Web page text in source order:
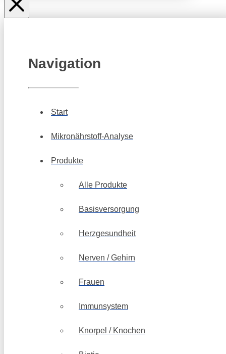
Navigation
Start
Mikronährstoff-Analyse
Produkte
Alle Produkte
Basisversorgung
Herzgesundheit
Nerven / Gehirn
Frauen
Immunsystem
Knorpel / Knochen